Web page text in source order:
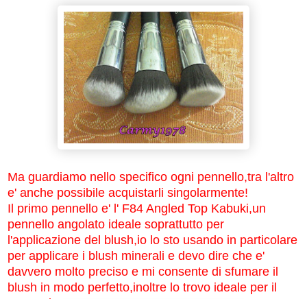
Ma guardiamo nello specifico ogni pennello,tra l'altro
e' anche possibile acquistarli singolarmente!
Il primo pennello e' l' F84 Angled Top Kabuki,un
pennello angolato ideale soprattutto per
l'applicazione del blush,io lo sto usando in particolare
per applicare i blush minerali e devo dire che e'
davvero molto preciso e mi consente di sfumare il
blush in modo perfetto,inoltre lo trovo ideale per il